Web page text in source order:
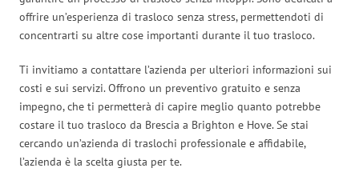
offrire un’esperienza di trasloco senza stress, permettendoti di
concentrarti su altre cose importanti durante il tuo trasloco.
Ti invitiamo a contattare l’azienda per ulteriori informazioni sui
costi e sui servizi. Offrono un preventivo gratuito e senza
impegno, che ti permetterà di capire meglio quanto potrebbe
costare il tuo trasloco da Brescia a Brighton e Hove. Se stai
cercando un’azienda di traslochi professionale e affidabile,
l’azienda è la scelta giusta per te.